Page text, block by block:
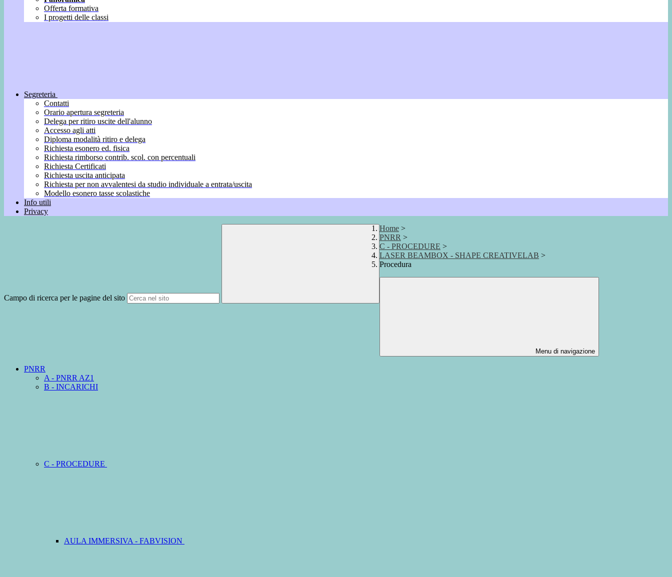
Offerta formativa
I progetti delle classi
Segreteria
Contatti
Orario apertura segreteria
Delega per ritiro uscite dell'alunno
Accesso agli atti
Diploma modalità ritiro e delega
Richiesta esonero ed. fisica
Richiesta rimborso contrib. scol. con percentuali
Richiesta Certificati
Richiesta uscita anticipata
Richiesta per non avvalentesi da studio individuale a entrata/uscita
Modello esonero tasse scolastiche
Info utili
Privacy
Campo di ricerca per le pagine del sito
Home >
PNRR >
C - PROCEDURE >
LASER BEAMBOX - SHAPE CREATIVELAB >
Procedura
Menu di navigazione
PNRR
A - PNRR AZ1
B - INCARICHI
C - PROCEDURE
AULA IMMERSIVA - FABVISION